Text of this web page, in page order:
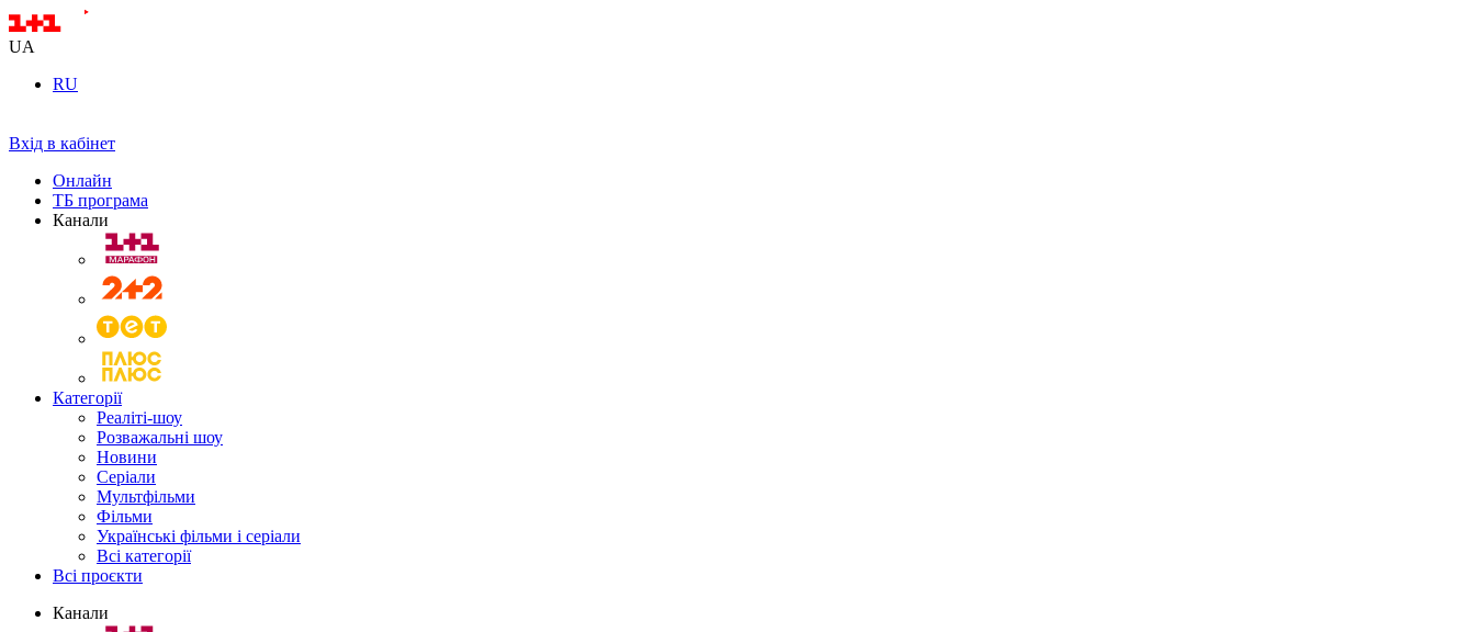
UA
RU
Вхід в кабінет
Онлайн
ТБ програма
Канали
Категорії
Реаліті-шоу
Розважальні шоу
Новини
Серіали
Мультфільми
Фільми
Українські фільми і серіали
Всі категорії
Всі проєкти
Канали